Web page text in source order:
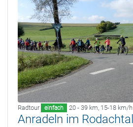
Radtour einfach 20 - 39 km, 15-18 km/h
Anradeln im Rodachtal